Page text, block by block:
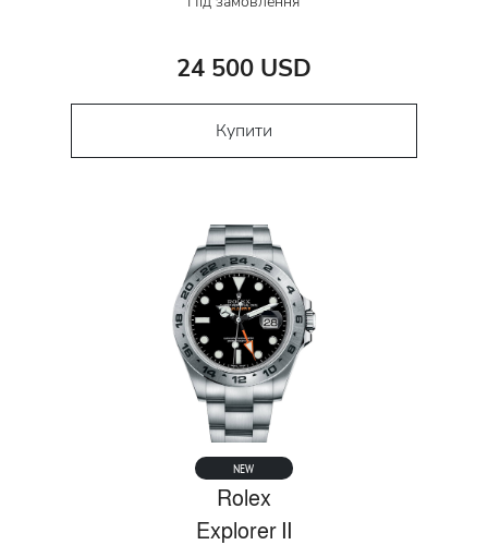
24 500 USD
Купити
NEW
Rolex
Explorer II